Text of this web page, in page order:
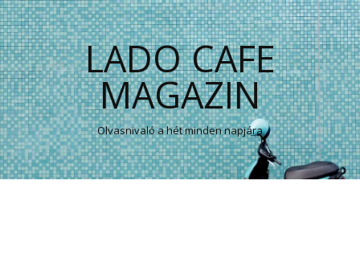
LADO CAFE
MAGAZIN
Olvasnivaló a hét minden napjára